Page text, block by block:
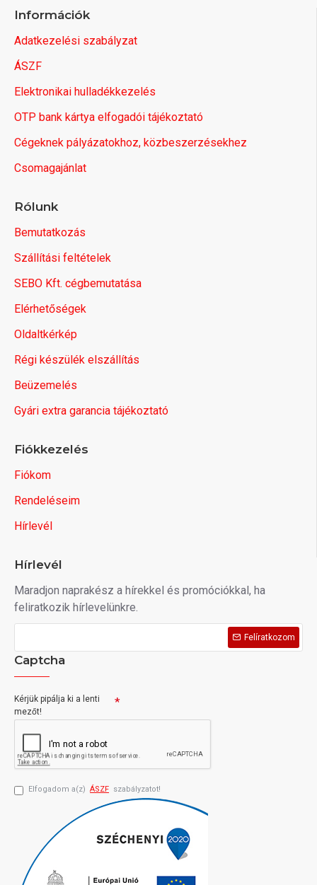
Információk
Adatkezelési szabályzat
ÁSZF
Elektronikai hulladékkezelés
OTP bank kártya elfogadói tájékoztató
Cégeknek pályázatokhoz, közbeszerzésekhez
Csomagajánlat
Rólunk
Bemutatkozás
Szállítási feltételek
SEBO Kft. cégbemutatása
Elérhetőségek
Oldaltkérkép
Régi készülék elszállítás
Beüzemelés
Gyári extra garancia tájékoztató
Fiókkezelés
Fiókom
Rendeléseim
Hírlevél
Hírlevél
Maradjon naprakész a hírekkel és promóciókkal, ha
feliratkozik hírlevelünkre.
Felíratkozom
Captcha
Kérjük pipálja ki a lenti
mezőt!
Elfogadom a(z) ÁSZF szabályzatot!